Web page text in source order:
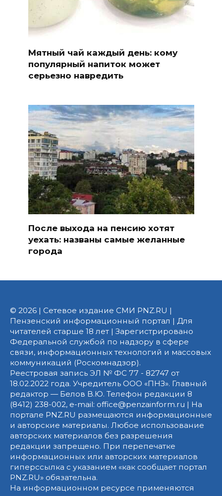
Мятный чай каждый день: кому
популярный напиток может
серьезно навредить
После выхода на пенсию хотят
уехать: названы самые желанные
города
© 2026 | Сетевое издание СМИ PNZ.RU |
Пензенский информационный портал | Для
читателей старше 18 лет | Зарегистрировано
Федеральной службой по надзору в сфере
связи, информационных технологий и массовых
коммуникаций (Роскомнадзор).
Реестровая запись ЭЛ № ФС 77 - 82747 от
18.02.2022 года. Учредитель ООО «ПНЗ». Главный
редактор — Белов В.Ю. Телефон редакции 8
(8412) 238-002, e-mail: office@penzainform.ru | На
портале PNZ.RU размещаются информационные
и авторские материалы. Любое использование
авторских материалов без разрешения
редакции запрещено. При перепечатке
информационных или авторских материалов
гиперссылка с указанием «как сообщает портал
PNZ.RU» обязательна.
На информационном ресурсе применяются